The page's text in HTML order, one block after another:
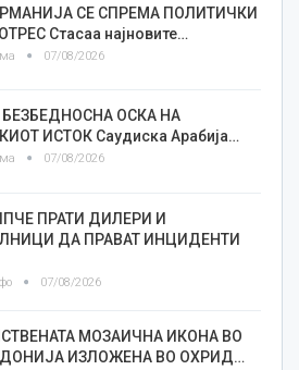
СЕ СПРЕМА ПОЛИТИЧКИ
Стасаа најновите…
07/08/2026
БЕЗБЕДНОСНА ОСКА НА
ИСТОК Саудиска Арабија…
07/08/2026
ПРАТИ ДИЛЕРИ И
ДА ПРАВАТ ИНЦИДЕНТИ
07/08/2026
МОЗАИЧНА ИКОНА ВО
ИЗЛОЖЕНА ВО ОХРИД…